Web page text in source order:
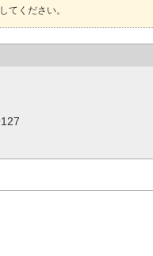
てください。